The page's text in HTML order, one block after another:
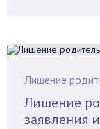
Лишение
Лишение
заявления